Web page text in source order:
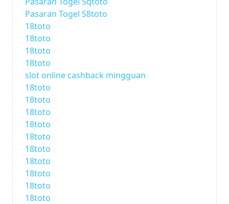
Pasaran Togel S8toto
18toto
18toto
18toto
18toto
slot online cashback mingguan
18toto
18toto
18toto
18toto
18toto
18toto
18toto
18toto
18toto
18toto